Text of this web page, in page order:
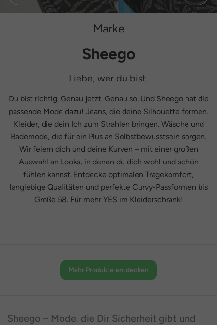
Marke
Sheego
Liebe, wer du bist.
Du bist richtig. Genau jetzt. Genau so. Und Sheego hat die
passende Mode dazu! Jeans, die deine Silhouette formen.
Kleider, die dein Ich zum Strahlen bringen. Wäsche und
Bademode, die für ein Plus an Selbstbewusstsein sorgen.
Wir feiern dich und deine Kurven – mit einer großen
Auswahl an Looks, in denen du dich wohl und schön
fühlen kannst. Entdecke optimalen Tragekomfort,
langlebige Qualitäten und perfekte Curvy-Passformen bis
Größe 58. Für mehr YES im Kleiderschrank!
Mehr Produkte entdecken
Sheego – Mode, die Dir Sicherheit gibt und